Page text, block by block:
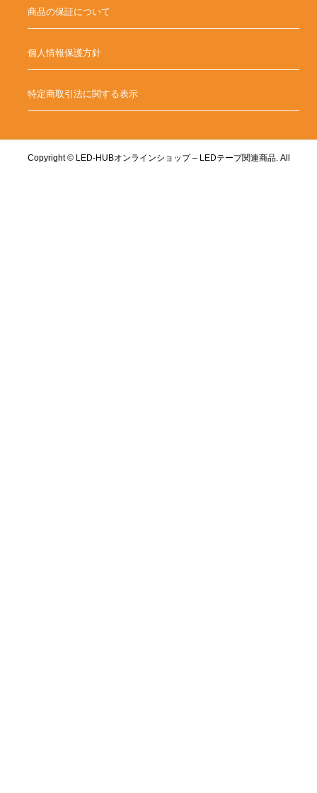
商品の保証について
個人情報保護方針
特定商取引法に関する表示
Copyright ©LED-HUBオンラインショップ – LEDテープ関連商品. All